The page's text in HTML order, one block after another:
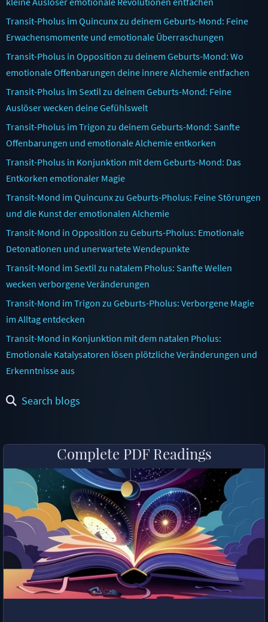
Transit-Pholus im Quincunx zu deinem Geburts-Mond: Feine
Erwachensmomente und emotionale Überraschungen
Transit-Pholus in Opposition zu deinem Geburts-Mond: Wo
emotionale Offenbarungen deine innere Alchemie entfachen
Transit-Pholus im Sextil zu deinem Geburts-Mond: Feine
Auslöser wecken deine Gefühlswelt
Transit-Pholus im Trigon zu deinem Geburts-Mond: Sanfte
Offenbarungen und emotionale Alchemie entkorken
Transit-Pholus in Konjunktion mit dem Geburts-Mond: Das
Entkorken emotionaler Magie
Transit-Mond im Quincunx zu Geburts-Pholus: Feine Störungen
und die Kunst der emotionalen Alchemie
Transit-Mond in Opposition zu Geburts-Pholus: Emotionale
Detonationen und unerwartete Wendepunkte
Transit-Mond im Sextil zu natalem Pholus: Sanfte Wellen
wecken verborgene Veränderungen
Transit-Mond im Trigon zu Geburts-Pholus: Verborgene Magie
im Alltag entdecken
Transit-Mond in Konjunktion mit dem natalen Pholus:
Emotionale Katalysatoren lösen plötzliche Veränderungen und
Erkenntnisse aus
Search blogs
Complete PDF Readings